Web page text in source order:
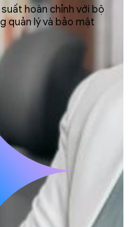
hoàn chỉnh với bộ
quản lý và bảo mật